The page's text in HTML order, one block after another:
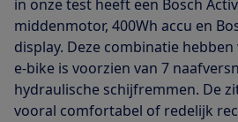
in onze test heeft een Bosch
middenmotor, 400Wh accu en
display. Deze combinatie
e-bike is voorzien van 7
hydraulische schijfremmen. De
vooral comfortabel of redelijk